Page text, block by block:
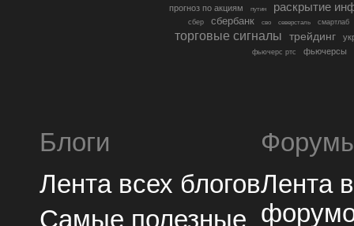
прогноз по акциям путин раскрытие
сбер сбербанк сво северсталь смартлаб
торговые сигналы трейдинг
фьючерс ртс фьючерсы
Блоги
Лента всех блогов
Самые полезные
Лента